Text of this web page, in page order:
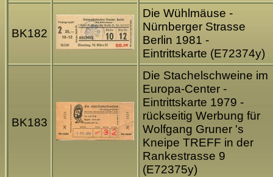
BK182
Die Wühlmäuse -
Nürnberger Strasse
Berlin 1981 -
Eintrittskarte (E72374y)
BK183
Die Stachelschweine im
Europa-Center -
Eintrittskarte 1979 -
rückseitig Werbung für
Wolfgang Gruner 's
Kneipe TREFF in der
Rankestrasse 9
(E72375y)